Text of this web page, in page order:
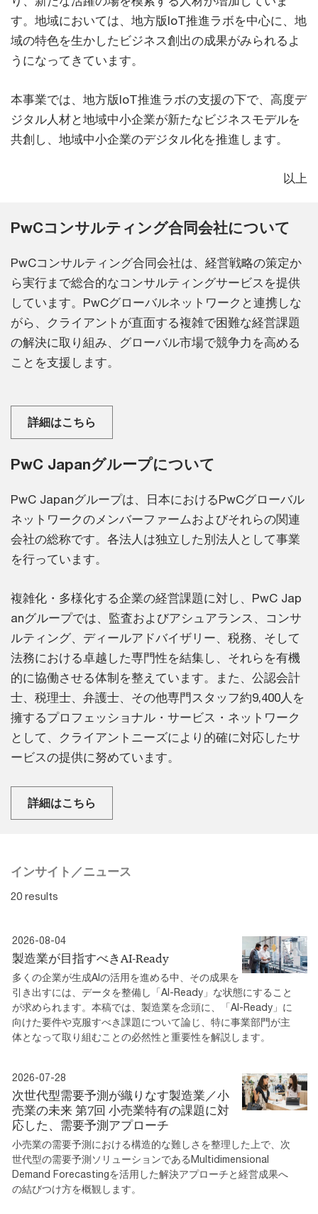
す。地域においては、地方版IoT推進ラボを中心に、地
域の特色を生かしたビジネス創出の成果がみられるよ
うになってきています。
本事業では、地方版IoT推進ラボの支援の下で、高度デ
ジタル人材と地域中小企業が新たなビジネスモデルを
共創し、地域中小企業のデジタル化を推進します。
以上
PwCコンサルティング合同会社について
PwCコンサルティング合同会社は、経営戦略の策定か
ら実行まで総合的なコンサルティングサービスを提供
しています。PwCグローバルネットワークと連携しな
がら、クライアントが直面する複雑で困難な経営課題
の解決に取り組み、グローバル市場で競争力を高める
ことを支援します。
詳細はこちら
PwC Japanグループについて
PwC Japanグループは、日本におけるPwCグローバル
ネットワークのメンバーファームおよびそれらの関連
会社の総称です。各法人は独立した別法人として事業
を行っています。
複雑化・多様化する企業の経営課題に対し、PwC Jap
anグループでは、監査およびアシュアランス、コンサ
ルティング、ディールアドバイザリー、税務、そして
法務における卓越した専門性を結集し、それらを有機
的に協働させる体制を整えています。また、公認会計
士、税理士、弁護士、その他専門スタッフ約9,400人を
擁するプロフェッショナル・サービス・ネットワーク
として、クライアントニーズにより的確に対応したサ
ービスの提供に努めています。
詳細はこちら
インサイト／ニュース
20 results
2026-08-04
製造業が目指すべきAI-Ready
多くの企業が生成AIの活用を進める中、その成果を
引き出すには、データを整備し「AI-Ready」な状態にすること
が求められます。本稿では、製造業を念頭に、「AI-Ready」に
向けた要件や克服すべき課題について論じ、特に事業部門が主
体となって取り組むことの必然性と重要性を解説します。
2026-07-28
次世代型需要予測が織りなす製造業／小
売業の未来 第7回 小売業特有の課題に対
応した、需要予測アプローチ
小売業の需要予測における構造的な難しさを整理した上で、次
世代型の需要予測ソリューションであるMultidimensional
Demand Forecastingを活用した解決アプローチと経営成果へ
の結びつけ方を概観します。